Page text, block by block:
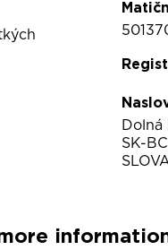
Dolná
SK-BC